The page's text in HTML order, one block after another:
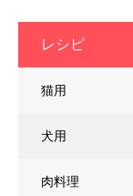
レシピ
猫用
犬用
肉料理